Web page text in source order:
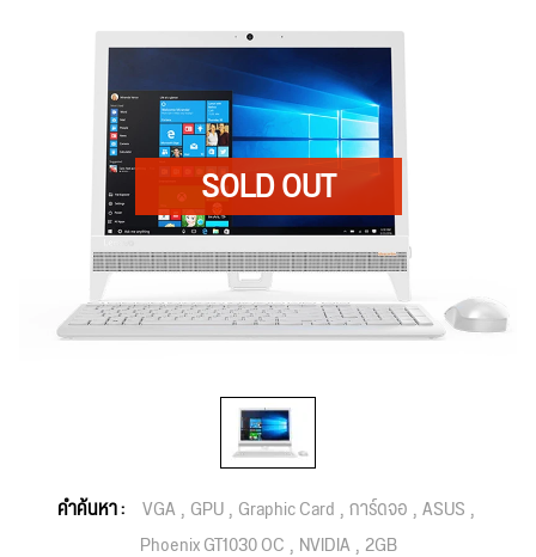
คำค้นหา : VGA GPU Graphic Card การ์ดจอ ASUS
Phoenix GT1030 OC NVIDIA 2GB